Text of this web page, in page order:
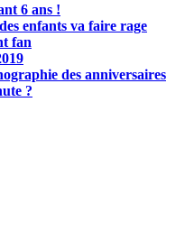
6 ans !
enfants va faire rage
fan
des anniversaires
?